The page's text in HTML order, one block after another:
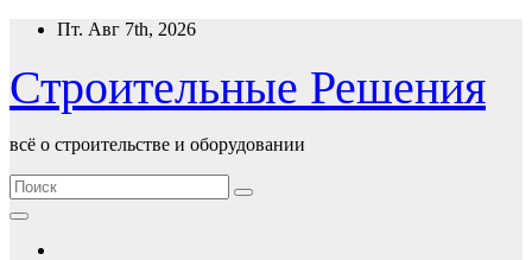
Перейти
содержимому
Пт. Авг 7th, 2026
Строительные Решения
всё о строительстве и оборудовании